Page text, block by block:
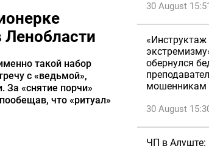
Ленобласти
такой набор
с «ведьмой»,
За «снятие порчи»
что «ритуал»
30 August
«Инструктаж
обернулся
мошенникам
30 August
ЧП в